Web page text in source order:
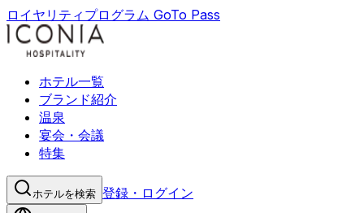
ロイヤリティプログラム GoTo Pass
ホテル一覧
ブランド紹介
温泉
宴会・会議
特集
ホテルを検索 登録・ログイン